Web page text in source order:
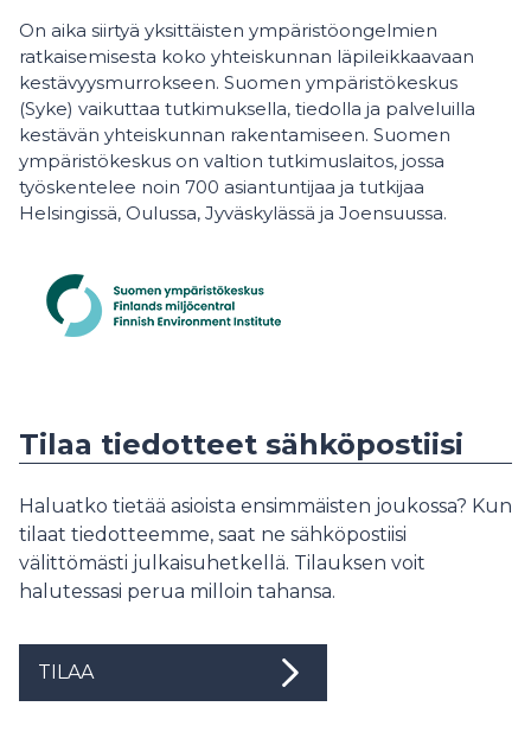
On aika siirtyä yksittäisten ympäristöongelmien
ratkaisemisesta koko yhteiskunnan läpileikkaavaan
kestävyysmurrokseen. Suomen ympäristökeskus
(Syke) vaikuttaa tutkimuksella, tiedolla ja palveluilla
kestävän yhteiskunnan rakentamiseen. Suomen
ympäristökeskus on valtion tutkimuslaitos, jossa
työskentelee noin 700 asiantuntijaa ja tutkijaa
Helsingissä, Oulussa, Jyväskylässä ja Joensuussa.
Tilaa tiedotteet sähköpostiisi
Haluatko tietää asioista ensimmäisten joukossa? Kun
tilaat tiedotteemme, saat ne sähköpostiisi
välittömästi julkaisuhetkellä. Tilauksen voit
halutessasi perua milloin tahansa.
TILAA